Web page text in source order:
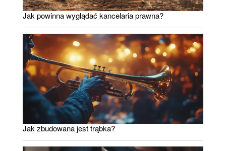
Jak powinna wyglądać kancelaria prawna?
Jak zbudowana jest trąbka?